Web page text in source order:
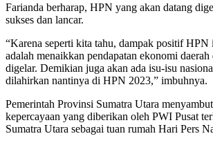
Farianda berharap, HPN yang akan datang
sukses dan lancar.
“Karena seperti kita tahu, dampak positif HPN
adalah menaikkan pendapatan ekonomi
digelar. Demikian juga akan ada isu-isu
dilahirkan nantinya di HPN 2023,” imbuhnya.
Pemerintah Provinsi Sumatra Utara
kepercayaan yang diberikan oleh PWI Pusat
Sumatra Utara sebagai tuan rumah Hari Pers